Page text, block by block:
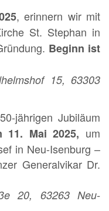
, erinnern wir mit
St. Stephan in
Beginn ist
15, 63303
jährigen Jubiläum
11. Mai 2025, um
in Neu-Isenburg –
Generalvikar Dr.
20, 63263 Neu-